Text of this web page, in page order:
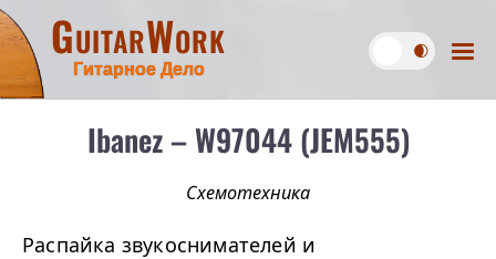
GuitarWork
Гитарное Дело
Ibanez – W97044 (JEM555)
Схемотехника
Распайка звукоснимателей и